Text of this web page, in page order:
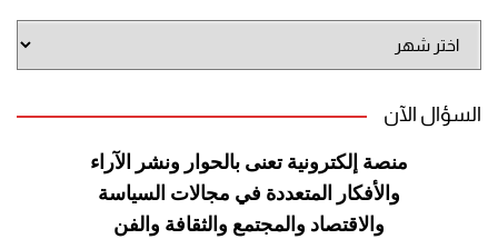
الموقع
السؤال الآن
منصة إلكترونية تعنى بالحوار ونشر الآراء
والأفكار المتعددة في مجالات السياسة
والاقتصاد والمجتمع والثقافة والفن